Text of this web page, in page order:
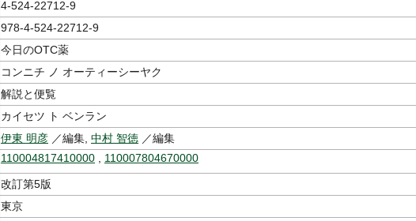
4-524-22712-9
978-4-524-22712-9
今日のOTC薬
コンニチ ノ オーティーシーヤク
解説と便覧
カイセツ ト ベンラン
伊東 明彦 ／編集, 中村 智徳 ／編集
110004817410000 110007804670000
改訂第5版
東京